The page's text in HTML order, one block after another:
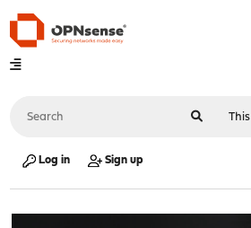
Log in Sign up